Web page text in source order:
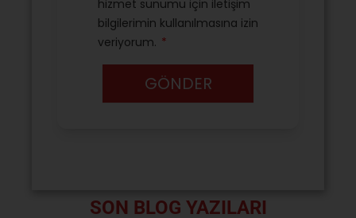
SON BLOG YAZILARI